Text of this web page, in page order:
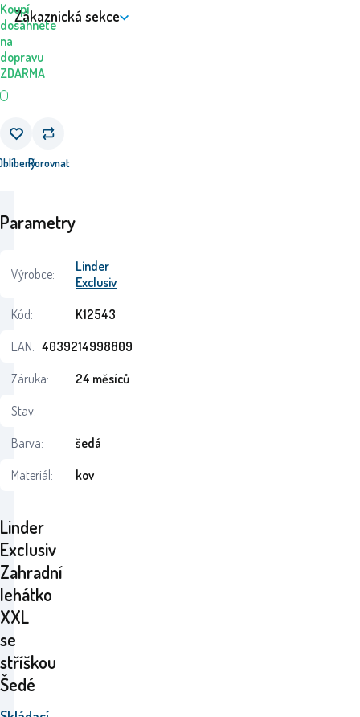
Koupí
dosáhnete
na
dopravu
ZDARMA
Porovnat
Linder
Exclusiv
Zahradní
lehátko
XXL
se
stříškou
Šedé
Parametry
Výrobce:
Linder
Exclusiv
Kód:
K12543
EAN: 4039214998809
Záruka:
24 měsíců
Stav:
Barva:
šedá
Materiál:
kov
Zákaznická sekce